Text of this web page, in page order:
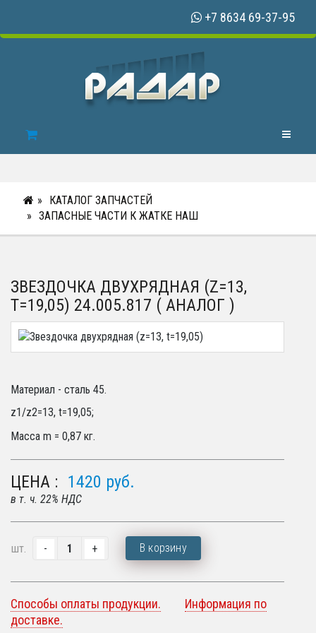
+7 8634 69-37-95
Toggle
КАТАЛОГ ЗАПЧАСТЕЙ
ЗАПАСНЫЕ ЧАСТИ К ЖАТКЕ НАШ
ЗВЕЗДОЧКА ДВУХРЯДНАЯ (Z=13,
T=19,05) 24.005.817 ( АНАЛОГ )
Материал - сталь 45.
z1/z2=13, t=19,05;
Масса m = 0,87 кг.
ЦЕНА : 1420 руб.
в т. ч. 22% НДС
шт. В корзину
Способы оплаты продукции.
Информация по
доставке.